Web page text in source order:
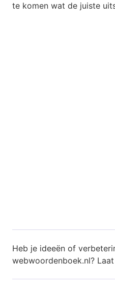
te komen wat de juiste
Heb je ideeën of
webwoordenboek.nl?